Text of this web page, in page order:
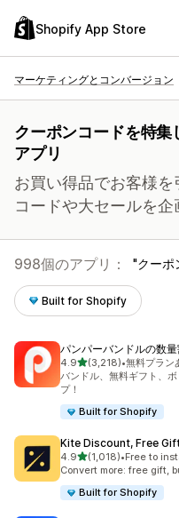
Shopify App Store
マーケティングとコンバージョン
クーポンコードを特集
アプリ
お買い得品でお客様
コードや大セールを企
998個のアプリ： クーポ
Built for Shopify
パンパーバンドルの数量
4.95つ星中
(3,218)
合計レビュー数：3218件
•無料プラン
バンドル、無料ギフト、
プ！
Built for Shopify
Kite Discount, Free
4.95つ星中
(1,018)
合計レビュー数：1018件
•Free to
Convert more: free gift,
Built for Shopify